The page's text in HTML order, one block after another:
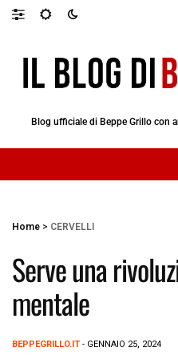
Blog ufficiale di Beppe Grillo con
Home > CERVELLI
Serve una
mentale
BEPPEGRILLO.IT - GENNAIO 25, 2024